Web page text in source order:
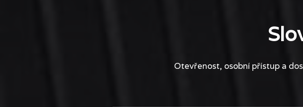
Otevřenost, osobní přístup a